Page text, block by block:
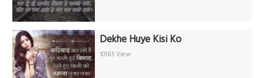
Dekhe Huye Kisi Ko
10185 View